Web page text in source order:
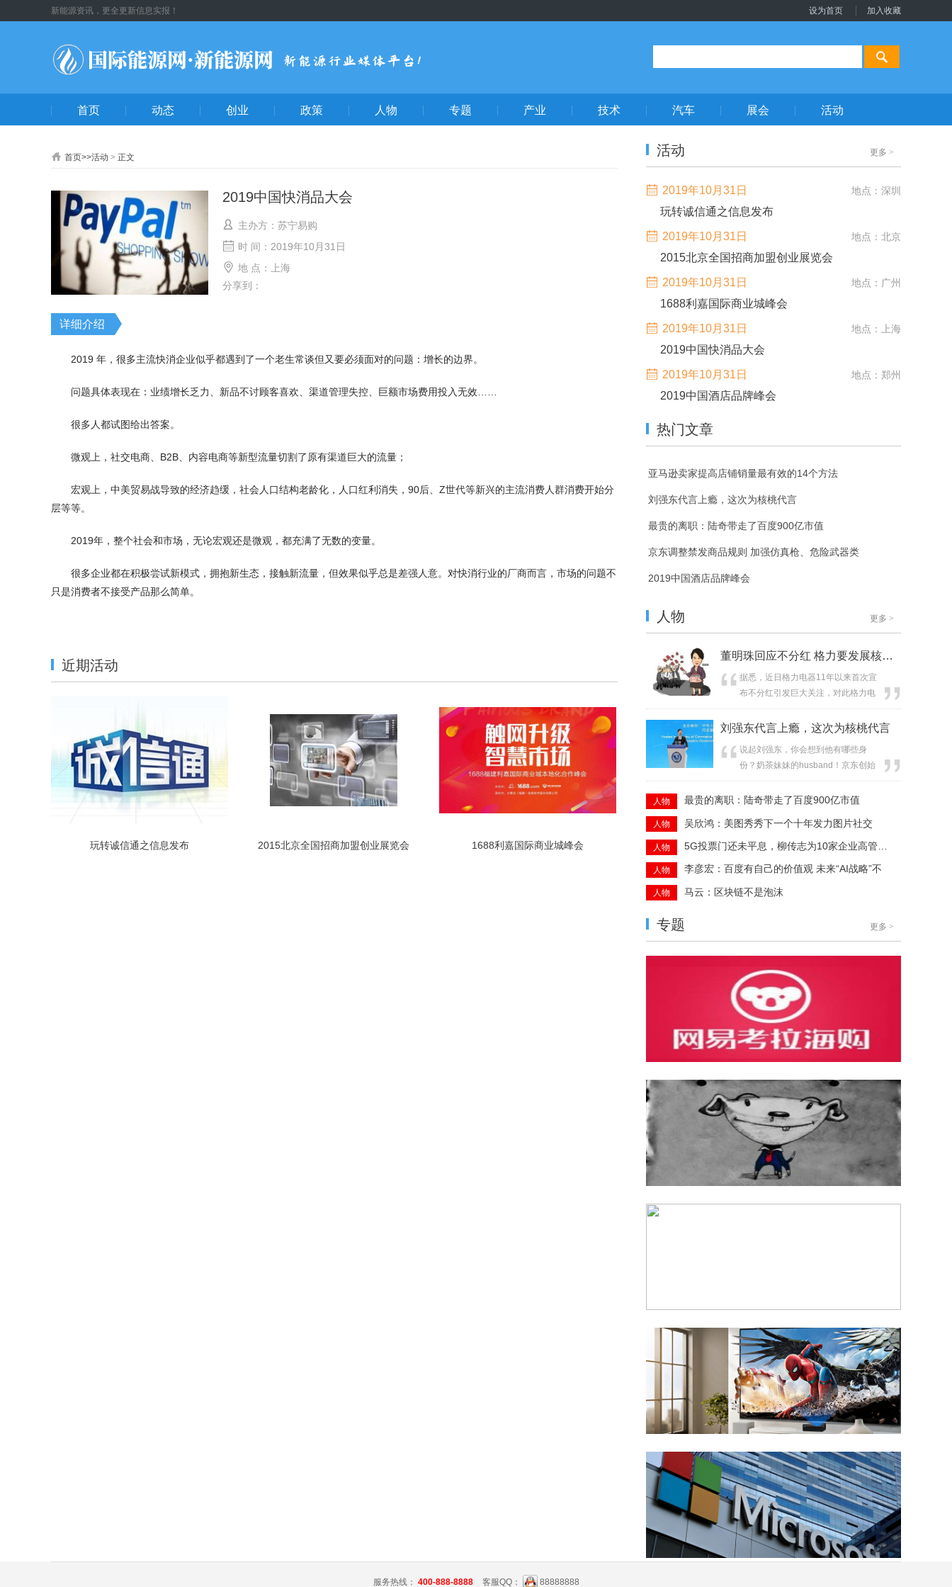
新能源资讯，更全更新信息实报！ 设为首页 加入收藏
首页 动态 创业 政策 人物 专题 产业 技术 汽车 展会 活动
首页>>活动 > 正文
2019中国快消品大会
主办方：苏宁易购
时 间：2019年10月31日
地 点：上海
分享到：
详细介绍
2019 年，很多主流快消企业似乎都遇到了一个老生常谈但又要必须面对的问题：增长的边界。
问题具体表现在：业绩增长乏力、新品不讨顾客喜欢、渠道管理失控、巨额市场费用投入无效……
很多人都试图给出答案。
微观上，社交电商、B2B、内容电商等新型流量切割了原有渠道巨大的流量；
宏观上，中美贸易战导致的经济趋缓，社会人口结构老龄化，人口红利消失，90后、Z世代等新兴的主流消费人群消费开始分
层等等。
2019年，整个社会和市场，无论宏观还是微观，都充满了无数的变量。
很多企业都在积极尝试新模式，拥抱新生态，接触新流量，但效果似乎总是差强人意。对快消行业的厂商而言，市场的问题不
只是消费者不接受产品那么简单。
近期活动
玩转诚信通之信息发布 2015北京全国招商加盟创业展览会 1688利嘉国际商业城峰会
活动 更多 >
2019年10月31日 地点：深圳
玩转诚信通之信息发布
2019年10月31日 地点：北京
2015北京全国招商加盟创业展览会
2019年10月31日 地点：广州
1688利嘉国际商业城峰会
2019年10月31日 地点：上海
2019中国快消品大会
2019年10月31日 地点：郑州
2019中国酒店品牌峰会
热门文章
亚马逊卖家提高店铺销量最有效的14个方法
刘强东代言上瘾，这次为核桃代言
最贵的离职：陆奇带走了百度900亿市值
京东调整禁发商品规则 加强仿真枪、危险武器类
2019中国酒店品牌峰会
人物 更多 >
董明珠回应不分红 格力要发展核心技术
据悉，近日格力电器11年以来首次宣
布不分红引发巨大关注，对此格力电
器董事长董明珠在接受央视财经专访
时进行了...
刘强东代言上瘾，这次为核桃代言
说起刘强东，你会想到他有哪些身
份？奶茶妹妹的husband！京东创始
人兼CEO ！...
人物 最贵的离职：陆奇带走了百度900亿市值
人物 吴欣鸿：美图秀秀下一个十年发力图片社交
人物
人物 李彦宏：百度有自己的价值观 未来“AI战略”不
人物 马云：区块链不是泡沫
专题 更多 >
服务热线： 400-888-8888 客服QQ： 88888888